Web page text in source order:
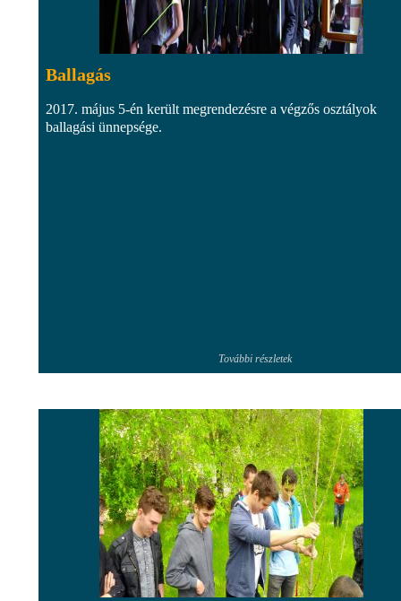
Ballagás
2017. május 5-én került megrendezésre a végzős osztályok
ballagási ünnepsége.
További részletek